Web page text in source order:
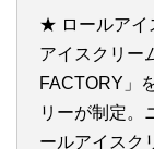
★ ロールアイ
アイスクリー
FACTORY」
リーが制定。
ールアイスク